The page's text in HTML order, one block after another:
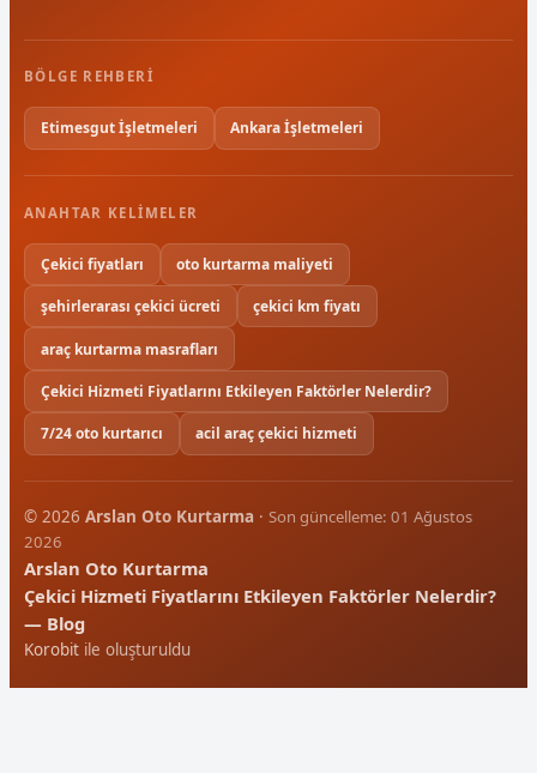
BÖLGE REHBERI
Etimesgut İşletmeleri Ankara İşletmeleri
ANAHTAR KELIMELER
Çekici fiyatları oto kurtarma maliyeti
şehirlerarası çekici ücreti çekici km fiyatı
araç kurtarma masrafları
Çekici Hizmeti Fiyatlarını Etkileyen Faktörler Nelerdir?
7/24 oto kurtarıcı acil araç çekici hizmeti
© 2026 Arslan Oto Kurtarma · Son güncelleme: 01 Ağustos
2026
Arslan Oto Kurtarma
Çekici Hizmeti Fiyatlarını Etkileyen Faktörler Nelerdir?
— Blog
Korobit ile oluşturuldu